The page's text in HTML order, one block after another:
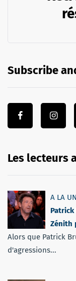
Subscribe
Les lecteurs
A LA
Zénith
Alors que Patrick
d'agressions...